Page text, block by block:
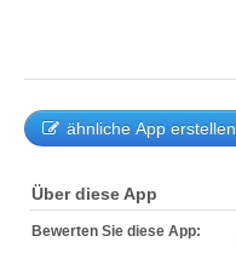
ähnliche App erstellen
Über diese App
Bewerten Sie diese App: